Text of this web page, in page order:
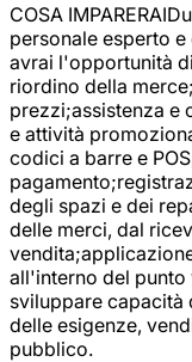
COSA
personale esperto
avrai l'opportunità
riordino della
prezzi;assistenza e
e attività
codici a barre e
degli spazi e dei
delle merci, dal
all'interno del
sviluppare capacità
delle esigenze,
pubblico.